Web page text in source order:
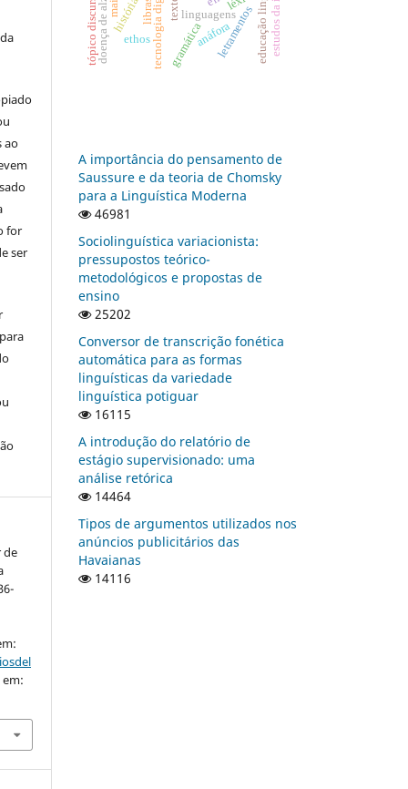
ao
for
ser
de
em:
linguagens
letramentos
tecnologia digital gramática
texto
tópico discursivo anáfora
ethos
libras
A importância do pensamento de
Saussure e da teoria de Chomsky
para a Linguística Moderna
46981
Sociolinguística variacionista:
pressupostos teórico-
metodológicos e propostas de
ensino
25202
Conversor de transcrição fonética
automática para as formas
linguísticas da variedade
linguística potiguar
16115
A introdução do relatório de
estágio supervisionado: uma
análise retórica
14464
Tipos de argumentos utilizados nos
anúncios publicitários das
Havaianas
14116